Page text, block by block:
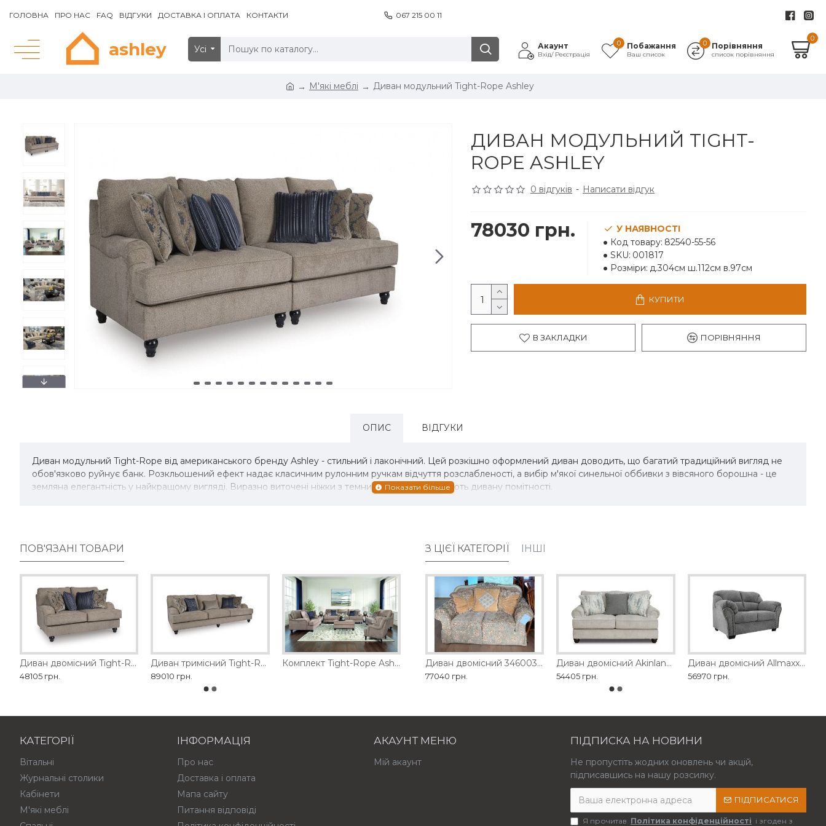
ГОЛОВНА ПРО НАС FAQ ВІДГУКИ ДОСТАВКА І ОПЛАТА КОНТАКТИ 067 215 00 11
ashley Усі Акаунт
Вхід/ Реєстрація
Побажання
Ваш список
0 Порівняння
список порівняння
0
0
М'які меблі Диван модульний Tight-Rope Ashley
ДИВАН МОДУЛЬНИЙ TIGHT-
ROPE ASHLEY
0 відгуків - Написати відгук
78030 грн.
У НАЯВНОСТІ
Код товару: 82540-55-56
SKU: 001817
Розміри: д.304см ш.112см в.97см
КУПИТИ
В ЗАКЛАДКИ ПОРІВНЯННЯ
ОПИС ВІДГУКИ
Диван модульний Tight-Rope від американського бренду Ashley - стильний і лаконічний. Цей розкішно оформлений диван доводить, що багатий традиційний вигляд не
обов'язково руйнує банк. Розкльошений ефект надає класичним рулонним ручкам відчуття розслабленості, а вибір м'якої синельної оббивки з вівсяного борошна - це
земляна елегантність у найкращому вигляді. Виразно виточені ніжки з темним покриттям додають дивану помітності.
ПОВ'ЯЗАНІ ТОВАРИ
Диван двомісний Tight-Rope Ashley
48105 грн.
Диван тримісний Tight-Rope Ashley
89010 грн.
Комплект Tight-Rope Ashley
З ЦІЄЇ КАТЕГОРІЇ ІНШІ
Диван SEDA MOBILARIO
179370 грн.
Диван двомісний 1428-2D
114840 грн.
Диван двомісний 1461-2D Диван двомісний 3460035 Ashley
77040 грн.
Диван двомісний Akinlane Ashley
54405 грн.
Диван двомісний Allmaxx Ashley
56970 грн.
КАТЕГОРІЇ
Вітальні
Журнальні столики
Кабінети
М'які меблі
ІНФОРМАЦІЯ
Про нас
Доставка і оплата
Мапа сайту
Питання відповіді
АКАУНТ МЕНЮ
Мій акаунт
ПІДПИСКА НА НОВИНИ
Не пропустіть жодних оновлень чи акцій,
підписавшись на нашу розсилку.
ПІДПИСАТИСЯ
Я прочитав Політика конфіденційності і згоден з